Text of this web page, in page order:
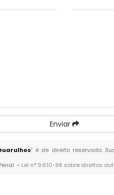
Enviar
" é de direito reservado.
– Lei n° 9.610-98 sobre direitos